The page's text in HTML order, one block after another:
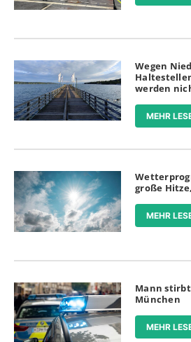
Wegen
werden
MEHR
große
MEHR
Mann
München
MEHR